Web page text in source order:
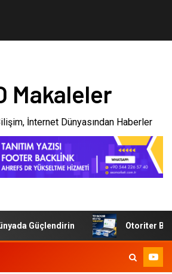
Makaleler
İnternet Dünyasından Haberler
Güçlendirin Otoriter